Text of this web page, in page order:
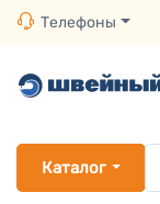
Телефоны
Каталог